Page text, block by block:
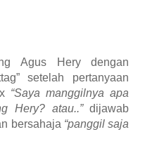
Agus Hery dengan
setelah pertanyaan
“Saya manggilnya apa
Hery? atau..”dijawab
bersahaja “panggil saja